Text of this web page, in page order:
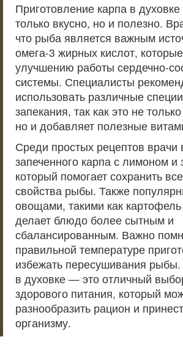
Приготовление карпа в
только вкусно, но и полезно.
что рыба является важным
омега-3 жирных кислот,
улучшению работы сердечно-
системы. Специалисты
использовать различные
запекания, так как это не
но и добавляет полезные
Среди простых рецептов
запеченного карпа с лимоном и
который помогает сохранить
свойства рыбы. Также
овощами, такими как
делает блюдо более сытным и
сбалансированным. Важно
правильной температуре
избежать пересушивания
в духовке — это отличный
здорового питания, который
разнообразить рацион и
организму.